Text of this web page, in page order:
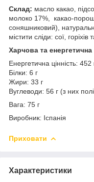
Склад: масло какао,
молоко 17%, какао-
соняшниковий),
містити сліди: сої, горіхів
Харчова та енергетична
Енергетична цінність: 452
Білки: 6 г
Жири: 33 г
Вуглеводи: 56 г (з них
Вага: 75 г
Виробник: Іспанія
Приховати
Характеристики